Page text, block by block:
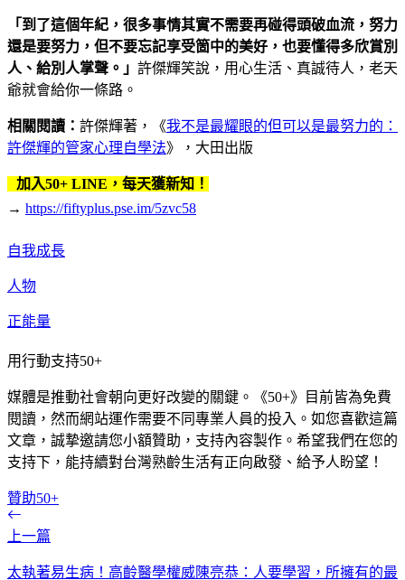
「到了這個年紀，很多事情其實不需要再碰得頭破血流，努力
還是要努力，但不要忘記享受箇中的美好，也要懂得多欣賞別
人、給別人掌聲。」 許傑輝笑說，用心生活、真誠待人，老天
爺就會給你一條路。
相關閱讀： 許傑輝著，《我不是最耀眼的但可以是最努力的：
許傑輝的管家心理自學法》，大田出版
加入50+ LINE，每天獲新知！
→ https://fiftyplus.pse.im/5zvc58
自我成長
人物
正能量
用行動支持50+
媒體是推動社會朝向更好改變的關鍵。《50+》目前皆為免費
閱讀，然而網站運作需要不同專業人員的投入。如您喜歡這篇
文章，誠摯邀請您小額贊助，支持內容製作。希望我們在您的
支持下，能持續對台灣熟齡生活有正向啟發、給予人盼望！
贊助50+
上一篇
太執著易生病！高齡醫學權威陳亮恭：人要學習，所擁有的最